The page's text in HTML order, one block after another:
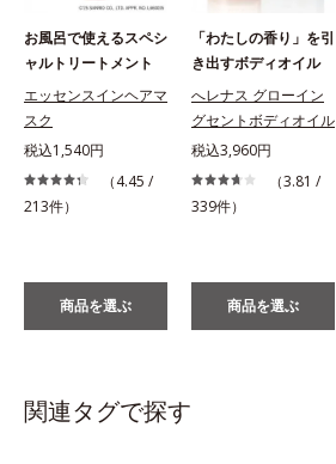
お風呂で使えるスペシ
ャルトリートメント
エッセンスインヘアマ
スク
税込1,540円
（4.45 /
213件）
商品を選ぶ
「わたしの香り」を引
き出すボディオイル
へレナス グローイン
グセントボディオイル
税込3,960円
（3.81 /
339件）
商品を選ぶ
関連タグで探す